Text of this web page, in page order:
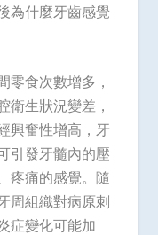
為什麼牙齒感覺
零食次數增多，
衛生狀況變差，
興奮性增高，牙
引發牙髓內的壓
疼痛的感覺。隨
周組織對病原刺
症變化可能加